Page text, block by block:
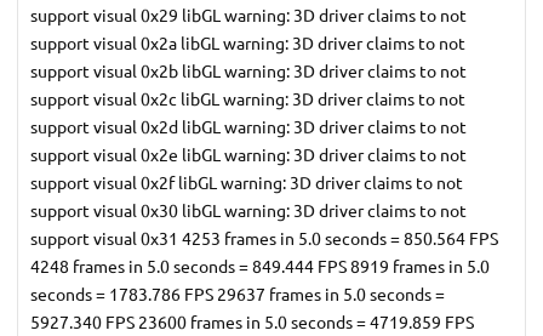
support visual 0x29 libGL warning: 3D driver claims to not
support visual 0x2a libGL warning: 3D driver claims to not
support visual 0x2b libGL warning: 3D driver claims to not
support visual 0x2c libGL warning: 3D driver claims to not
support visual 0x2d libGL warning: 3D driver claims to not
support visual 0x2e libGL warning: 3D driver claims to not
support visual 0x2f libGL warning: 3D driver claims to not
support visual 0x30 libGL warning: 3D driver claims to not
support visual 0x31 4253 frames in 5.0 seconds = 850.564 FPS
4248 frames in 5.0 seconds = 849.444 FPS 8919 frames in 5.0
seconds = 1783.786 FPS 29637 frames in 5.0 seconds =
5927.340 FPS 23600 frames in 5.0 seconds = 4719.859 FPS